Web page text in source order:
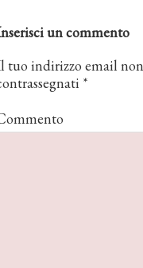
un commento
tuo indirizzo email
*